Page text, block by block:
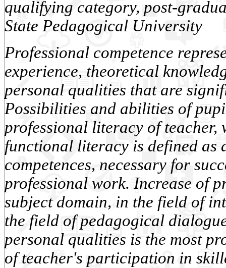
qualifying category, post-
State Pedagogical University
Professional competence
experience, theoretical
personal qualities that are
Possibilities and abilities of
professional literacy of teacher,
functional literacy is defined as
competences, necessary for
professional work. Increase of
subject domain, in the field of
the field of pedagogical
personal qualities is the most
of teacher's participation in